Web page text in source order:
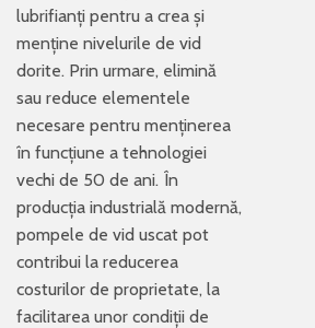
lubrifianți pentru a crea și
menține nivelurile de vid
dorite. Prin urmare, elimină
sau reduce elementele
necesare pentru menținerea
în funcțiune a tehnologiei
vechi de 50 de ani. În
producția industrială modernă,
pompele de vid uscat pot
contribui la reducerea
costurilor de proprietate, la
facilitarea unor condiții de